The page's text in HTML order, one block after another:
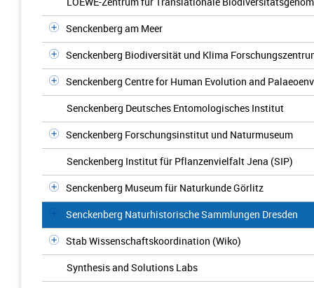
Senckenberg am Meer
Senckenberg Biodiversität und Klima
Senckenberg Centre for Human Evolution and
Senckenberg Deutsches Entomologisches Institut
Senckenberg Forschungsinstitut und Naturmuseum
Senckenberg Institut für Pflanzenvielfalt Jena (SIP)
Senckenberg Museum für Naturkunde Görlitz
Senckenberg Naturhistorische Sammlungen Dresden
Stab Wissenschaftskoordination (Wiko)
Synthesis and Solutions Labs